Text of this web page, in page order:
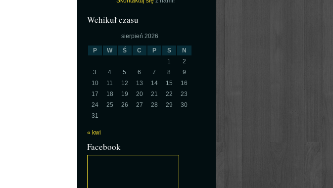
Wehikuł czasu
sierpień 2026
P W Ś C P S
N
1
2
3
4 5 6 7 8
9
10
11 12 13 14 15
16
17
18 19 20 21 22
23
24
25 26 27 28 29
30
31
« kwi
Facebook